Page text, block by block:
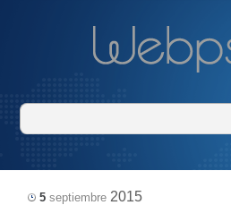
5 septiembre 2015